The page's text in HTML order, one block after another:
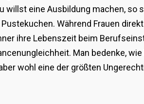
willst eine Ausbildung machen,
Während Frauen
ihre Lebenszeit beim
Man bedenke,
wohl eine der größten